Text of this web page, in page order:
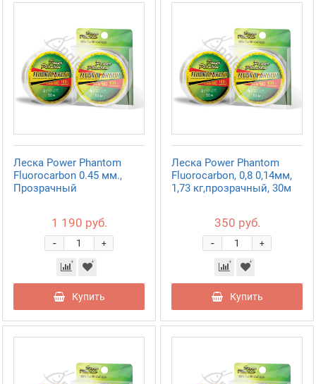
Леска Power Phantom
Fluorocarbon 0.45 мм.,
Прозрачный
1 190 руб.
+
-
Купить
Леска Power Phantom
Fluorocarbon, 0,8 0,14мм,
1,73 кг,прозрачный, 30м
350 руб.
+
-
Купить